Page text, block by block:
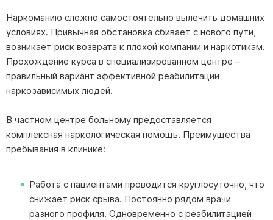
Наркоманию сложно самостоятельно вылечить домашних
условиях. Привычная обстановка сбивает с нового пути,
возникает риск возврата к плохой компании и наркотикам.
Прохождение курса в специализированном центре –
правильный вариант эффективной реабилитации
наркозависимых людей.
В частном центре больному предоставляется
комплексная наркологическая помощь. Преимущества
пребывания в клинике:
Работа с пациентами проводится круглосуточно, что
снижает риск срыва. Постоянно рядом врачи
разного профиля. Одновременно с реабилитацией